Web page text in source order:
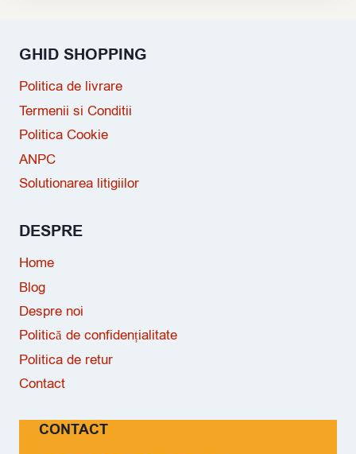
GHID SHOPPING
Politica de livrare
Termenii si Conditii
Politica Cookie
ANPC
Solutionarea litigiilor
DESPRE
Home
Blog
Despre noi
Politică de confidențialitate
Politica de retur
Contact
CONTACT